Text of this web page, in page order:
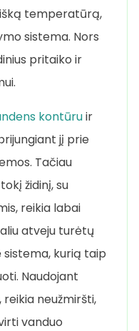
temperatūrą,
sistema. Nors
pritaiko ir
kontūruir
jį prie
Tačiau
židinį, su
reikia labai
atveju turėtų
kurią taip
Naudojant
reikia neužmiršti,
vanduo